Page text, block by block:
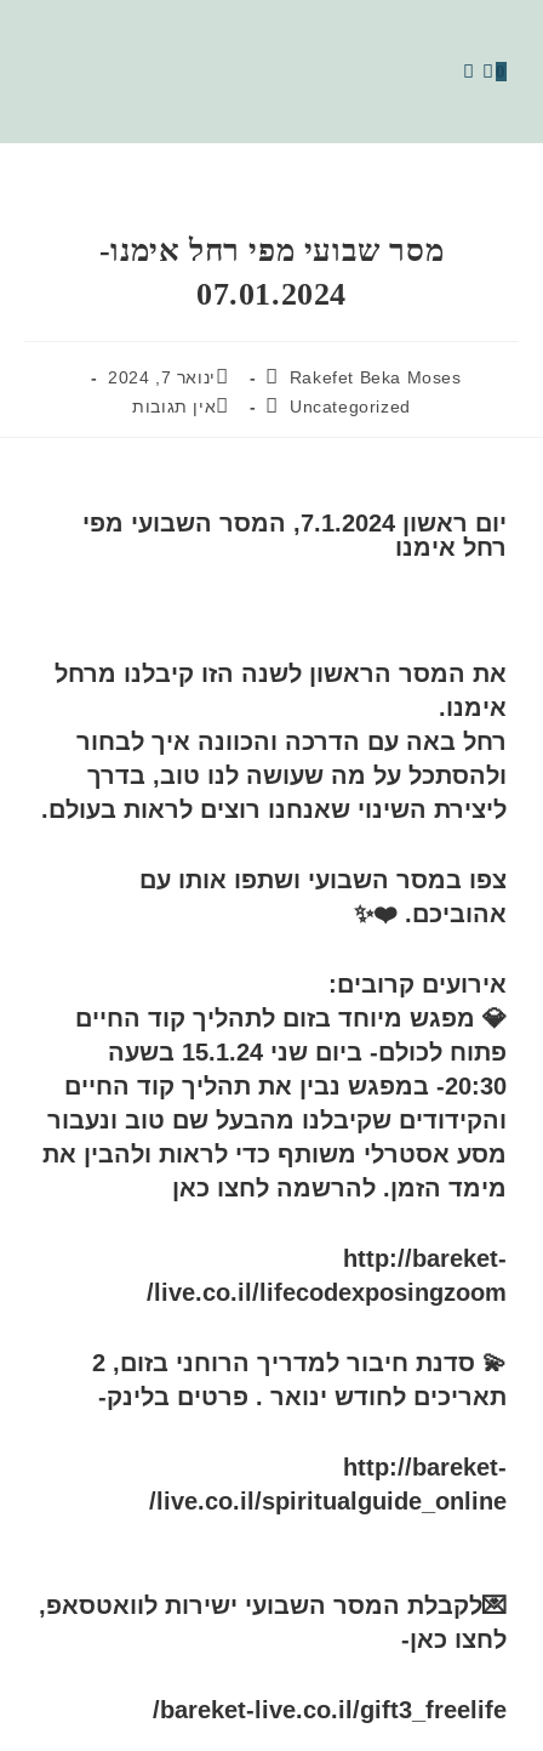
מסר שבועי מפי רחל אימנו-
07.01.2024
Rakefet Beka Moses
ינואר 7, 2024
Uncategorized
אין תגובות
יום ראשון 7.1.2024, המסר השבועי מפי
רחל אימנו
את המסר הראשון לשנה הזו קיבלנו מרחל
אימנו.
רחל באה עם הדרכה והכוונה איך לבחור
ולהסתכל על מה שעושה לנו טוב, בדרך
ליצירת השינוי שאנחנו רוצים לראות בעולם.
צפו במסר השבועי ושתפו אותו עם
אהוביכם. ❤️✨
אירועים קרובים:
💎 מפגש מיוחד בזום לתהליך קוד החיים
פתוח לכולם- ביום שני 15.1.24 בשעה
20:30- במפגש נבין את תהליך קוד החיים
והקידודים שקיבלנו מהבעל שם טוב ונעבור
מסע אסטרלי משותף כדי לראות ולהבין את
מימד הזמן. להרשמה לחצו כאן
http://bareket-
live.co.il/lifecodexposingzoom/
💫 סדנת חיבור למדריך הרוחני בזום, 2
תאריכים לחודש ינואר . פרטים בלינק-
http://bareket-
live.co.il/spiritualguide_online/
💌לקבלת המסר השבועי ישירות לוואטסאפ,
לחצו כאן-
bareket-live.co.il/gift3_freelife/